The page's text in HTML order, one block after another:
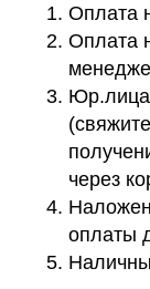
Оплата
Оплата
через
оплаты